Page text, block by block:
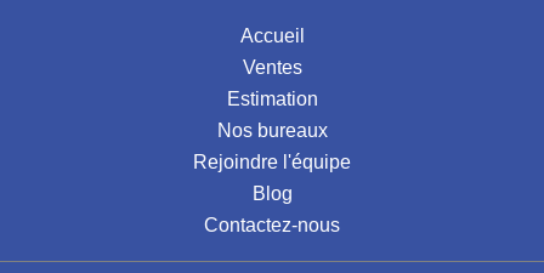
Accueil
Ventes
Estimation
Nos bureaux
Rejoindre l'équipe
Blog
Contactez-nous